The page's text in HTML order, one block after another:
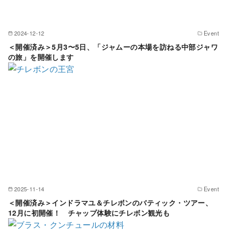
2024-12-12 Event
＜開催済み＞5月3〜5日、「ジャムーの本場を訪ねる中部ジャワ
の旅」を開催します
2025-11-14 Event
＜開催済み＞インドラマユ＆チレボンのバティック・ツアー、
12月に初開催！ チャップ体験にチレボン観光も